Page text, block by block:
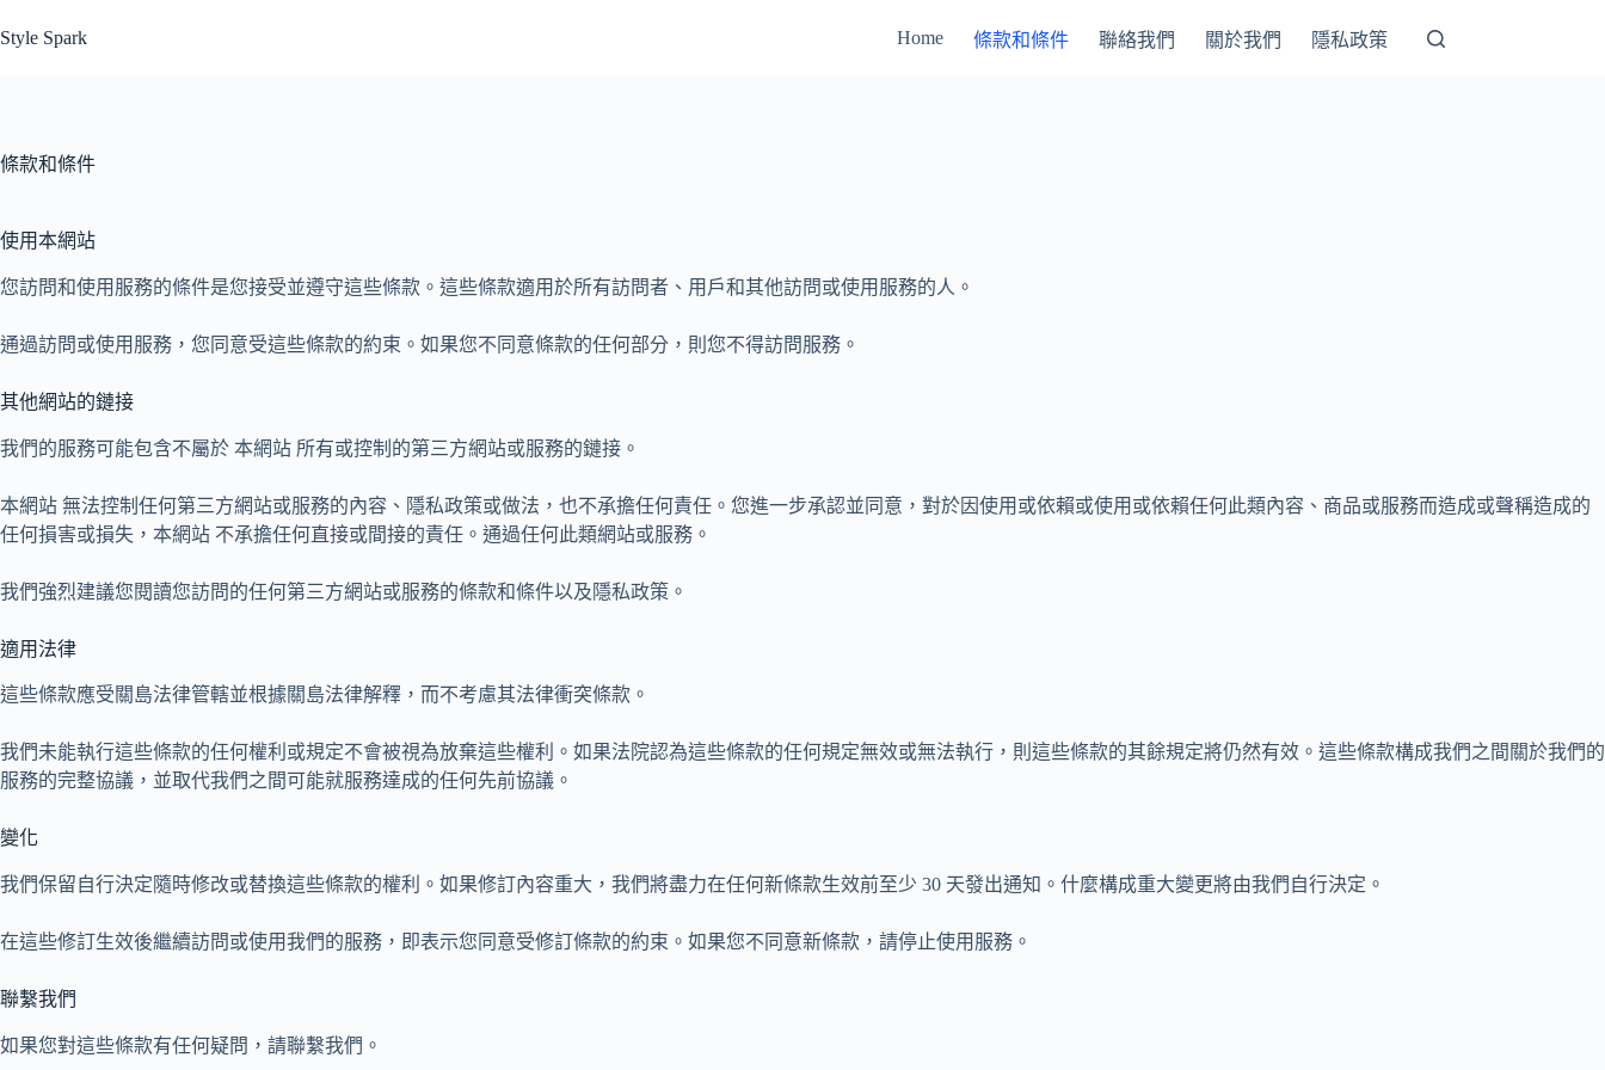
至
容
Style Spark Home 條款和條件 聯絡我們 關於我們 隱私政策
條款和條件
使用本網站
您訪問和使用服務的條件是您接受並遵守這些條款。這些條款適用於所有訪問者、用戶和其他訪問或使用服務的人。
通過訪問或使用服務，您同意受這些條款的約束。如果您不同意條款的任何部分，則您不得訪問服務。
其他網站的鏈接
我們的服務可能包含不屬於 本網站 所有或控制的第三方網站或服務的鏈接。
本網站 無法控制任何第三方網站或服務的內容、隱私政策或做法，也不承擔任何責任。您進一步承認並同意，對於因使用或依賴或使用或依賴任何此類內容、商品或服務而造成或聲稱造成的
任何損害或損失，本網站 不承擔任何直接或間接的責任。通過任何此類網站或服務。
我們強烈建議您閱讀您訪問的任何第三方網站或服務的條款和條件以及隱私政策。
適用法律
這些條款應受關島法律管轄並根據關島法律解釋，而不考慮其法律衝突條款。
我們未能執行這些條款的任何權利或規定不會被視為放棄這些權利。如果法院認為這些條款的任何規定無效或無法執行，則這些條款的其餘規定將仍然有效。這些條款構成我們之間關於我們的
服務的完整協議，並取代我們之間可能就服務達成的任何先前協議。
變化
我們保留自行決定隨時修改或替換這些條款的權利。如果修訂內容重大，我們將盡力在任何新條款生效前至少 30 天發出通知。什麼構成重大變更將由我們自行決定。
在這些修訂生效後繼續訪問或使用我們的服務，即表示您同意受修訂條款的約束。如果您不同意新條款，請停止使用服務。
聯繫我們
如果您對這些條款有任何疑問，請聯繫我們。